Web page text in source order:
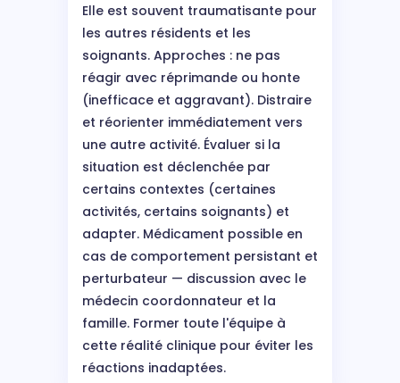
Elle est souvent traumatisante pour
les autres résidents et les
soignants. Approches : ne pas
réagir avec réprimande ou honte
(inefficace et aggravant). Distraire
et réorienter immédiatement vers
une autre activité. Évaluer si la
situation est déclenchée par
certains contextes (certaines
activités, certains soignants) et
adapter. Médicament possible en
cas de comportement persistant et
perturbateur — discussion avec le
médecin coordonnateur et la
famille. Former toute l'équipe à
cette réalité clinique pour éviter les
réactions inadaptées.